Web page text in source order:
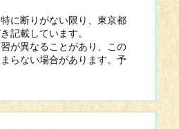
に断りがない限り、東京都
記載しています。
が異なることがあり、この
らない場合があります。予